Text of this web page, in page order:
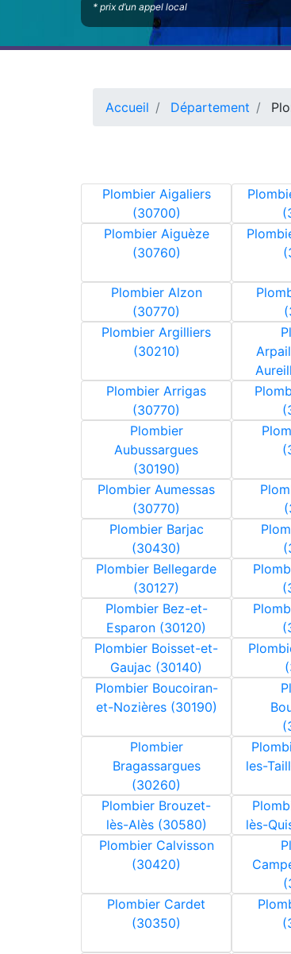
* prix d’un appel local
Accueil Département
Plombier Aigaliers
(30700)
Plombier Aiguèze
(30760)
Plombier Alzon
(30770)
Plombier Argilliers
(30210)
Plombier Arrigas
(30770)
Plombier
Aubussargues
(30190)
Plombier Aumessas
(30770)
Plombier Barjac
(30430)
Plombier Bellegarde
(30127)
Plombier Bez-et-
Esparon (30120)
Plombier Boisset-et-
Gaujac (30140)
Plombier Boucoiran-
et-Nozières (30190)
Plombier
Bragassargues
(30260)
les-
Plombier Brouzet-
lès-Alès (30580)
lès-
Plombier Calvisson
(30420)
Plombier Cardet
(30350)